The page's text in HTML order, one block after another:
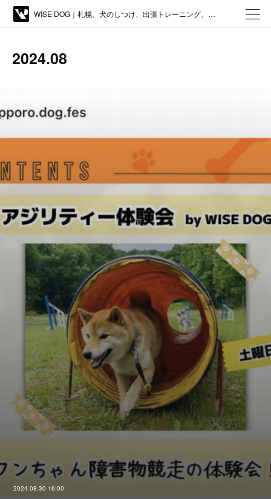
WISE DOG｜札幌、犬のしつけ、出張トレーニング、しつけ教室、アジリティー、ドッグトレーニング
2024.08
2024.08.30 16:00